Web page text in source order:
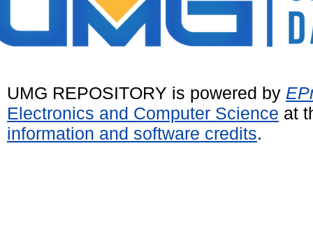
UMG REPOSITORY is powered by
Electronics and Computer Science at
information and software credits.